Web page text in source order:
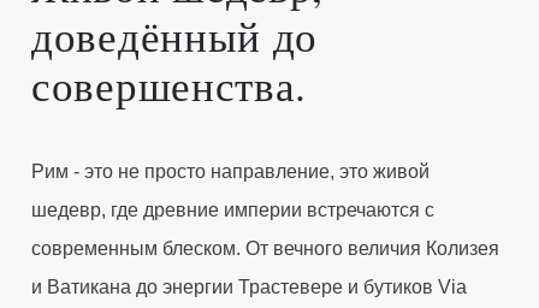
доведённый до
совершенства.
Рим - это не просто направление, это живой
шедевр, где древние империи встречаются с
современным блеском. От вечного величия Колизея
и Ватикана до энергии Трастевере и бутиков Via